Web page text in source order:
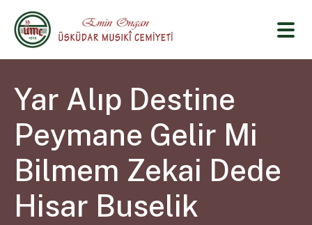
Yar Alıp Destine
Peymane Gelir Mi
Bilmem Zekai Dede
Hisar Buselik